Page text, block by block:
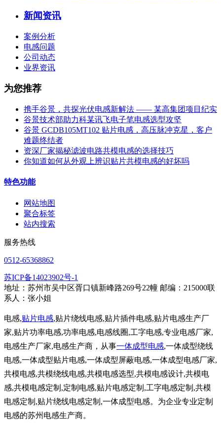
新闻资讯
案例分析
电感问题
公司动态
业界资讯
为您推荐
携手谷景，共探光伏电感新解法 —— 某高集团项目纪实
谷景技术部助力科某讯飞电子笔电感选型攻坚
谷景 GCDB105MT102 贴片电感，高压脉冲克星，客户
难题终结者
资深厂家揭秘滤波电路共模电感的选择技巧
你知道如何从外观上辨识贴片共模电感的好坏吗
特色功能
网站地图
聚合标签
站内搜索
服务热线
0512-65368862
苏ICP备14023902号-1
地址：苏州市吴中区胥口镇新峰路269号22幢 邮编：215000联
系人：张小姐
电感,贴片电感,贴片绕线电感,贴片插件电感,贴片电感生产厂
家,贴片功率电感,功率电感,电感线圈,工字电感,专业电感厂家,
电感生产厂家,电感生产商，从事一体成型电感,一体成型绕线
电感,一体成型贴片电感,一体成型屏蔽电感,一体成型电感厂家,
共模电感,共模绕线电感,共模电感选型,共模电感设计,共模电
感,共模电感定制,定制电感,贴片电感定制,工字电感定制,共模
电感定制,贴片绕线电感定制,一体成型电感。为企业专业定制
电感的苏州电感生产商。